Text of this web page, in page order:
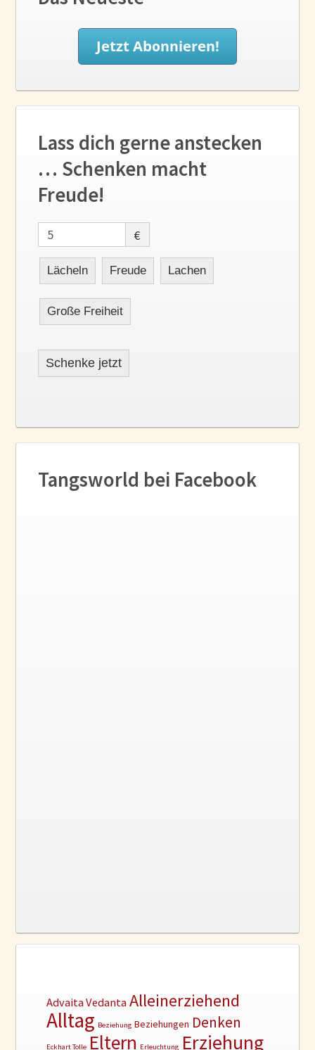
Lass dich gerne anstecken
… Schenken macht
Freude!
€
Lächeln Freude Lachen
Große Freiheit
Schenke jetzt
Tangsworld bei Facebook
Advaita Vedanta Alleinerziehend
Alltag Beziehung Beziehungen Denken
Eckhart Tolle Eltern Erleuchtung Erziehung